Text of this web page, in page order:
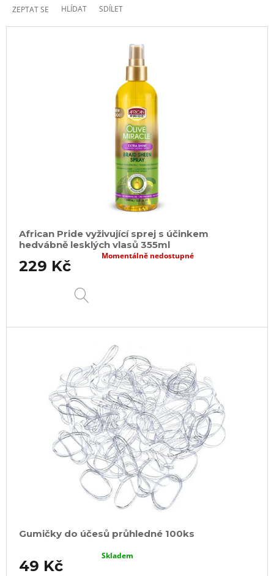
ZEPTAT SE HLÍDAT SDÍLET
African Pride vyživující sprej s účinkem
hedvábně lesklých vlasů 355ml
229 Kč
Momentálně nedostupné
Gumičky do účesů průhledné 100ks
49 Kč
Skladem